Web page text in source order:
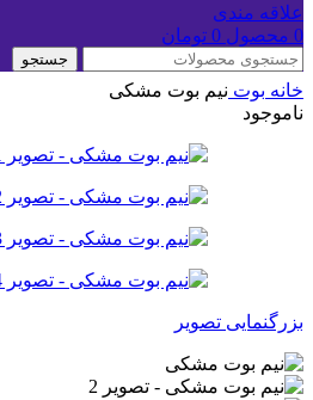
علاقه مندی
0 محصول 0 تومان
جستجو
خانه بوت نیم بوت مشکی
ناموجود
بزرگنمایی تصویر